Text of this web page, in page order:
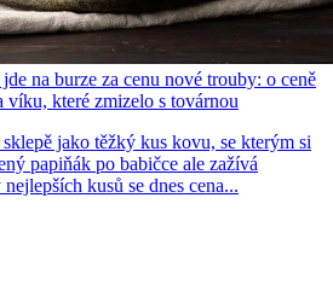
na burze za cenu nové trouby: o ceně
víku, které zmizelo s továrnou
jako těžký kus kovu, se kterým si
papiňák po babičce ale zažívá
kusů se dnes cena...